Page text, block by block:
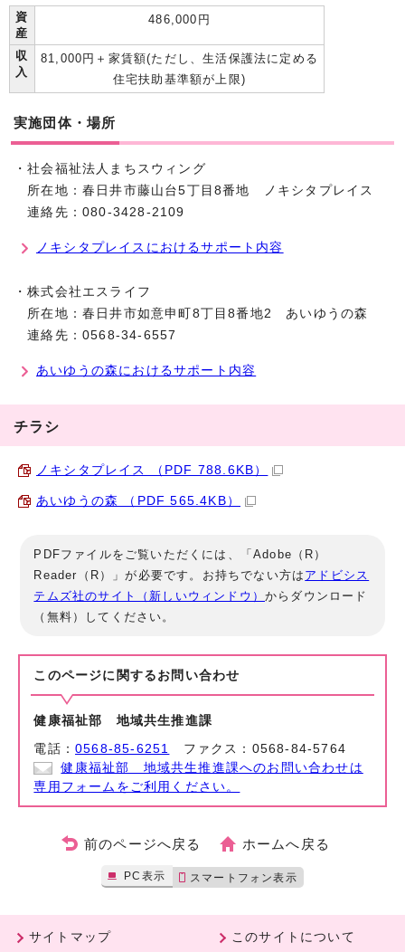
資
産
486,000円
収
入
81,000円＋家賃額(ただし、生活保護法に定める
住宅扶助基準額が上限)
実施団体・場所
・社会福祉法人まちスウィング
所在地：春日井市藤山台5丁目8番地 ノキシタプレイス
連絡先：080-3428-2109
ノキシタプレイスにおけるサポート内容
・株式会社エスライフ
所在地：春日井市如意申町8丁目8番地2 あいゆうの森
連絡先：0568-34-6557
あいゆうの森におけるサポート内容
チラシ
ノキシタプレイス （PDF 788.6KB）
あいゆうの森 （PDF 565.4KB）
PDFファイルをご覧いただくには、「Adobe（R）
Reader（R）」が必要です。お持ちでない方は アドビシス
テムズ社のサイト（新しいウィンドウ）からダウンロード
（無料）してください。
このページに関する お問い合わせ
健康福祉部 地域共生推進課
電話：0568-85-6251
ファクス：0568-84-5764
健康福祉部 地域共生推進課へのお問い合わせは
専用フォームをご利用ください。
前のページへ戻る ホームへ戻る
PC表示 スマートフォン表示
サイトマップ
このサイトについて